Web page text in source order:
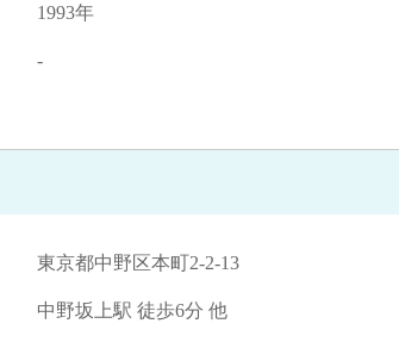
1993年
-
東京都中野区本町2-2-13
中野坂上駅 徒歩6分 他